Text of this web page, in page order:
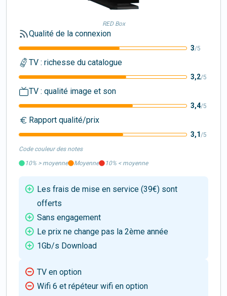
RED Box
Qualité de la connexion
3/5
TV : richesse du catalogue
3,2/5
TV : qualité image et son
3,4/5
Rapport qualité/prix
3,1/5
Code couleur des notes
10% >moyenne Moyenne 10% <moyenne
Les frais de mise en service (39€) sont
offerts
Sans engagement
Le prix ne change pas la 2ème année
1Gb/s Download
TV en option
Wifi 6 et répéteur wifi en option